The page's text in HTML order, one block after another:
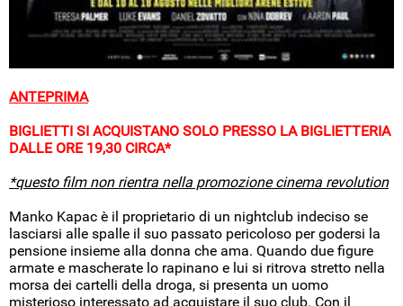
ANTEPRIMA
BIGLIETTI SI ACQUISTANO SOLO PRESSO LA BIGLIETTERIA
DALLE ORE 19,30 CIRCA*
*questo film non rientra nella promozione cinema revolution
Manko Kapac è il proprietario di un nightclub indeciso se
lasciarsi alle spalle il suo passato pericoloso per godersi la
pensione insieme alla donna che ama. Quando due figure
armate e mascherate lo rapinano e lui si ritrova stretto nella
morsa dei cartelli della droga, si presenta un uomo
misterioso interessato ad acquistare il suo club. Con il